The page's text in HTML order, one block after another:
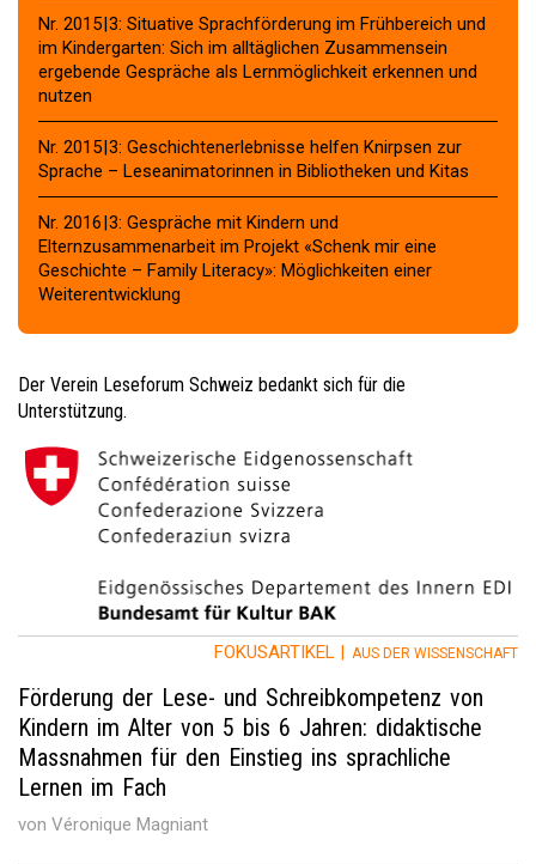
Nr. 2015 | 3: Situative Sprachförderung im Frühbereich und
im Kindergarten: Sich im alltäglichen Zusammensein
ergebende Gespräche als Lernmöglichkeit erkennen und
nutzen
Nr. 2015 | 3: Geschichtenerlebnisse helfen Knirpsen zur
Sprache – Leseanimatorinnen in Bibliotheken und Kitas
Nr. 2016 | 3: Gespräche mit Kindern und
Elternzusammenarbeit im Projekt «Schenk mir eine
Geschichte – Family Literacy»: Möglichkeiten einer
Weiterentwicklung
Der Verein Leseforum Schweiz bedankt sich für die
Unterstützung.
FOKUSARTIKEL | AUS DER WISSENSCHAFT
Förderung der Lese- und Schreibkompetenz von
Kindern im Alter von 5 bis 6 Jahren: didaktische
Massnahmen für den Einstieg ins sprachliche
Lernen im Fach
von Véronique Magniant